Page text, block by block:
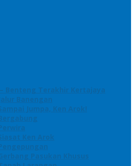
Benteng Terakhir Kertajaya
Banengan
Jumpa, Ken Arok!
Ken Arok
Pasukan Khusus